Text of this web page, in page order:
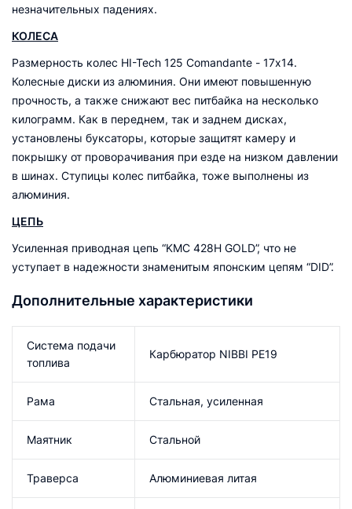
незначительных падениях.
КОЛЕСА
Размерность колес HI-Tech 125 Comandante - 17х14.
Колесные диски из алюминия. Они имеют повышенную
прочность, а также снижают вес питбайка на несколько
килограмм. Как в переднем, так и заднем дисках,
установлены буксаторы, которые защитят камеру и
покрышку от проворачивания при езде на низком давлении
в шинах. Ступицы колес питбайка, тоже выполнены из
алюминия.
ЦЕПЬ
Усиленная приводная цепь “KMC 428H GOLD”, что не
уступает в надежности знаменитым японским цепям “DID”.
Дополнительные характеристики
Система подачи
топлива
Карбюратор NIBBI PE19
Рама Стальная, усиленная
Маятник Стальной
Траверса Алюминиевая литая